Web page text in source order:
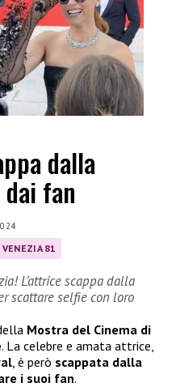
dalla
fan
VENEZIA 81
L’attrice scappa dalla
scattare selfie con loro
Mostra del Cinema di
. La celebre e amata attrice,
, è però scappata dalla
i suoi fan.